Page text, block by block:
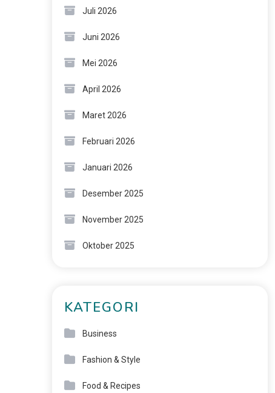
Juli 2026
Juni 2026
Mei 2026
April 2026
Maret 2026
Februari 2026
Januari 2026
Desember 2025
November 2025
Oktober 2025
KATEGORI
Business
Fashion & Style
Food & Recipes